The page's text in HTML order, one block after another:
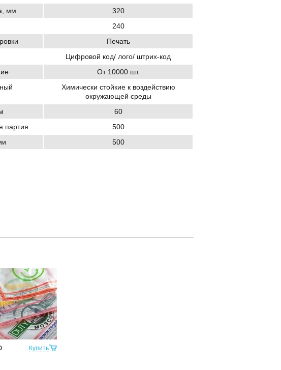
мм
320
240
Печать
Цифровой код/ лого/ штрих-код
От 10000 шт.
Химически стойкие к воздействию
окружающей среды
60
партия
500
500
Купить